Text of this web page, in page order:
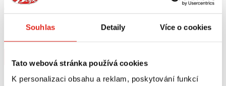
Souhlas Detaily Více o cookies
Tato webová stránka používá cookies
K personalizaci obsahu a reklam, poskytování funkcí
KANYSTR 2 L
Na objednávku
KANYSTR (2 L)
Na objednávku